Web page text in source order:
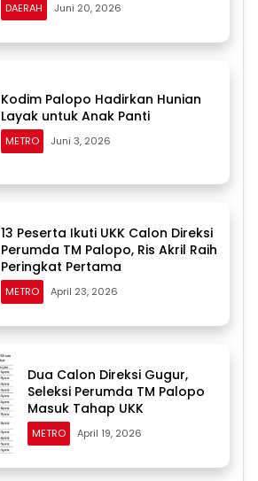
DAERAH Juni 20, 2026
Kodim Palopo Hadirkan Hunian
Layak untuk Anak Panti
METRO Juni 3, 2026
13 Peserta Ikuti UKK Calon Direksi
Perumda TM Palopo, Ris Akril Raih
Peringkat Pertama
METRO April 23, 2026
Dua Calon Direksi Gugur,
Seleksi Perumda TM Palopo
Masuk Tahap UKK
METRO April 19, 2026